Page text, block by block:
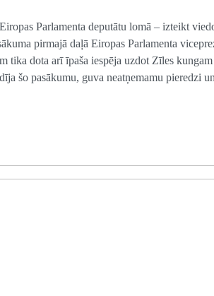
Parlamenta deputātu lomā – izteikt
pirmajā daļā Eiropas Parlamenta
tika dota arī īpaša iespēja uzdot Zīles
šo pasākumu, guva neatņemamu pieredzi